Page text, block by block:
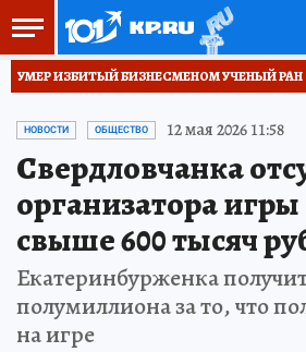
УМЕР ИЗБИТЫЙ БИЗНЕСМЕНОМ УЧЕНЫЙ РАН
НОВОСТИ ОБЩЕСТВО 12 мая 2026 11:58
Свердловчанка
организатора
свыше 600 тысяч
Екатеринбурженка
полумиллиона за то, что
на игре